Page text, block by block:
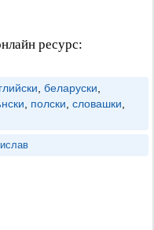
ресурс:
беларуски
полски словашки